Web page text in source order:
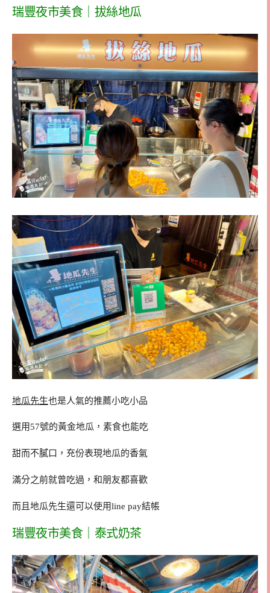
瑞豐夜市美食｜拔絲地瓜
地瓜先生也是人氣的推薦小吃小品
選用57號的黃金地瓜，素食也能吃
甜而不膩口，充份表現地瓜的香氣
滿分之前就曾吃過，和朋友都喜歡
而且地瓜先生還可以使用line pay結帳
瑞豐夜市美食｜泰式奶茶